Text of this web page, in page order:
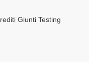
Giunti Testing